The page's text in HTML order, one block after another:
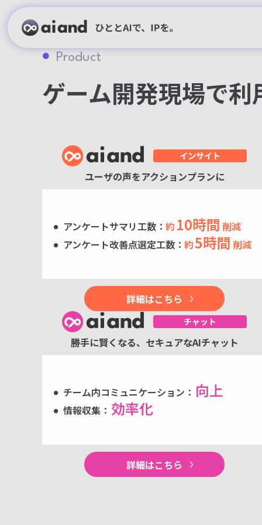
あたらしい ゲーム開発
AI製品群がゲーム開発を進化させる。
お問合せをする 料金表を見る
Product
ゲーム開発現場で
ユーザの声をアクションプランに
アンケートサマリ工数： 約 10時間 削減
アンケート改善点選定工数： 約5時間 削減
詳細はこちら
勝手に賢くなる、セキュアなAIチャット
チーム内コミュニケーション： 向上
情報収集： 効率化
詳細はこちら